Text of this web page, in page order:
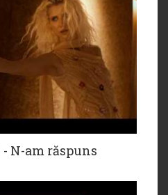
- N-am răspuns